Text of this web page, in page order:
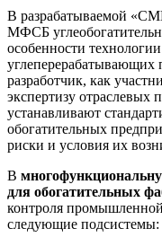
В разрабатываемой
МФСБ
особенности
углеперерабатывающих
разработчик, как
экспертизу отраслевых
устанавливают
обогатительных
риски и условия их
В
для обогатительных
контроля промышленной
следующие подсистемы: